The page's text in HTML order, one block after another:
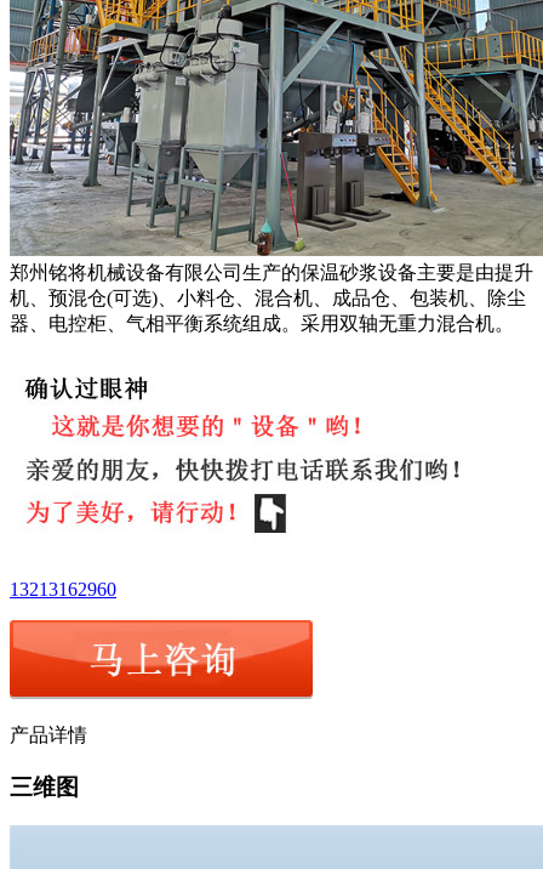
郑州铭将机械设备有限公司生产的保温砂浆设备主要是由提升
机、预混仓(可选)、小料仓、混合机、成品仓、包装机、除尘
器、电控柜、气相平衡系统组成。采用双轴无重力混合机。
13213162960
产品详情
三维图